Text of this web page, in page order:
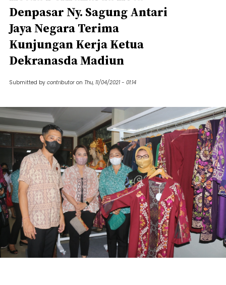
Denpasar Ny. Sagung Antari
Jaya Negara Terima
Kunjungan Kerja Ketua
Dekranasda Madiun
Submitted by contributor on Thu, 11/04/2021 - 01:14